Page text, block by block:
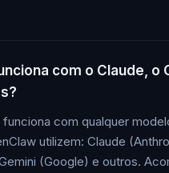
com o Claude, o
com qualquer
utilizem: Claude
(Google) e outros.